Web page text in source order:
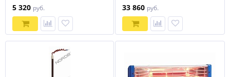
5 320 руб. 33 860 руб.